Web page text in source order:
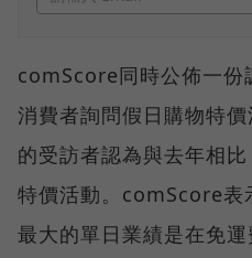
comScore同時公佈一份
消費者詢問假日購物特
的受訪者認為與去年相
特價活動。comScore表
最大的單日業績是在免